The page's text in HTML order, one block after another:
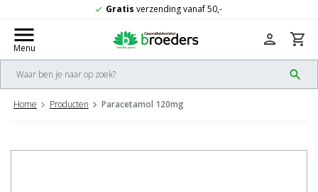
check Gratis verzending vanaf 50,-
menu
Menu
search
person shopping_cart
Home Producten Paracetamol 120mg